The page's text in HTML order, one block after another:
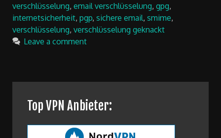
verschlüsselung, email verschlüsselung, gpg,
internetsicherheit, pgp, sichere email, smime,
verschlüsselung, verschlüsselung geknackt
Leave a comment
Top VPN Anbieter: